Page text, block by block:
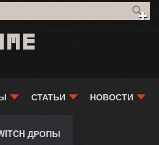
СТАТЬИ НОВОСТИ
ДРОПЫ